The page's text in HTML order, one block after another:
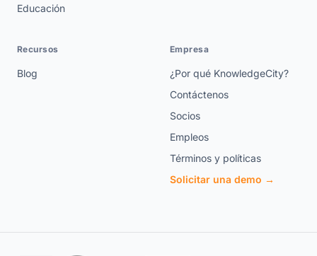
Educación
Recursos
Blog
Empresa
¿Por qué KnowledgeCity?
Contáctenos
Socios
Empleos
Términos y políticas
Solicitar una demo →